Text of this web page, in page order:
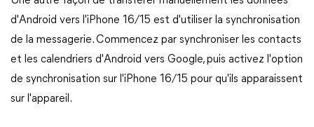
d'Android vers l'iPhone 16/15 est d'utiliser la synchronisation
de la messagerie. Commencez par synchroniser les contacts
et les calendriers d'Android vers Google, puis activez l'option
de synchronisation sur l'iPhone 16/15 pour qu'ils apparaissent
sur l'appareil.